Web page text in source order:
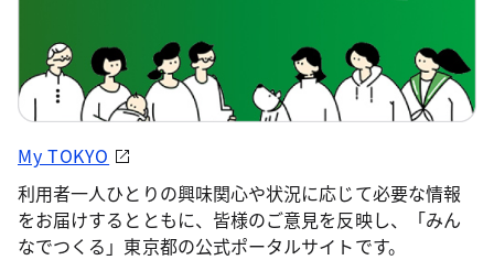
My TOKYO
利用者一人ひとりの興味関心や状況に応じて必要な情報
をお届けするとともに、皆様のご意見を反映し、「みん
なでつくる」東京都の公式ポータルサイトです。